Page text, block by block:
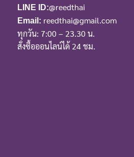
LINE ID:@reedthai
Email: reedthai@gmail.com
ทุกวัน: 7:00 – 23.30 น.
สั่งซื้อออนไลน์ได้ 24 ชม.